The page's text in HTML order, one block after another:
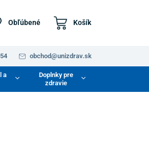
Obľúbené Košík
obchod@unizdrav.sk
a
Doplnky pre
zdravie